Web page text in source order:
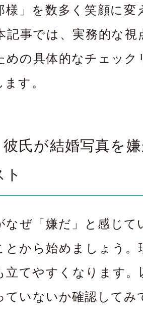
様」を数多く笑顔に変
記事では、実務的な視
めの具体的なチェック
す。
彼氏が結婚写真を
なぜ「嫌だ」と感じ
とから始めましょう。
立てやすくなります。
ていないか確認してみ